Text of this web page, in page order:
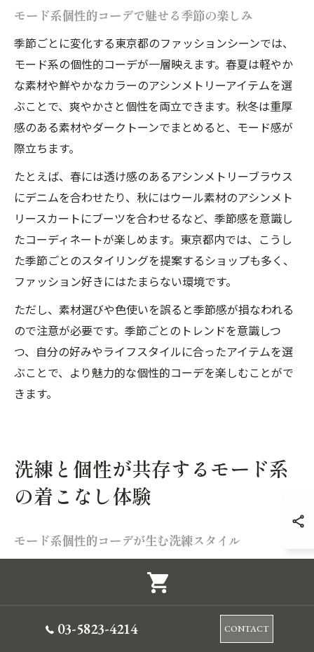
モード系個性的コーデで魅せる季節の楽しみ
季節ごとに変化する東京都のファッションシーンでは、
モード系の個性的コーデが一層映えます。春夏は軽やか
な素材や鮮やかなカラーのアシンメトリーアイテムを選
ぶことで、爽やかさと個性を両立できます。秋冬は重厚
感のある素材やダークトーンでまとめると、モード感が
際立ちます。
たとえば、春には透け感のあるアシンメトリーブラウス
にデニムを合わせたり、秋にはウール素材のアシンメト
リースカートにブーツを合わせるなど、季節感を意識し
たコーディネートが楽しめます。東京都内では、こうし
た季節ごとのスタイリングを提案するショップも多く、
ファッション好きにはたまらない環境です。
ただし、素材選びや色使いを誤ると季節感が損なわれる
ので注意が必要です。季節ごとのトレンドを意識しつ
つ、自分の好みやライフスタイルに合ったアイテムを選
ぶことで、より魅力的な個性的コーデを楽しむことがで
きます。
洗練と個性が共存するモード系
の着こなし体験
モード系個性的コーデが生む洗練スタイル
た印象を与えることができます。特にアシンメトリーな
デザインを取り入れることで、他にはない独自のスタイ
ルを表現できるのが魅力です。ファッションの要素とし
03-5823-4214 CONTACT